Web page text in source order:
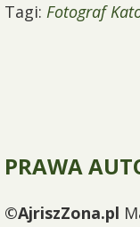
Tagi: Fotograf
PRAWA
©AjriszZona.pl